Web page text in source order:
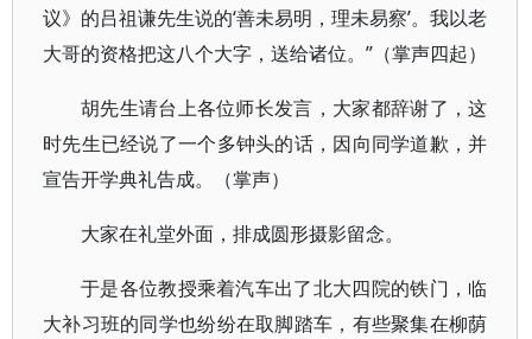
议》的吕祖谦先生说的‘善未易明，理未易察’。我以老
大哥的资格把这八个大字，送给诸位。”（掌声四起）
胡先生请台上各位师长发言，大家都辞谢了，这
时先生已经说了一个多钟头的话，因向同学道歉，并
宣告开学典礼告成。（掌声）
大家在礼堂外面，排成圆形摄影留念。
于是各位教授乘着汽车出了北大四院的铁门，临
大补习班的同学也纷纷在取脚踏车，有些聚集在柳荫